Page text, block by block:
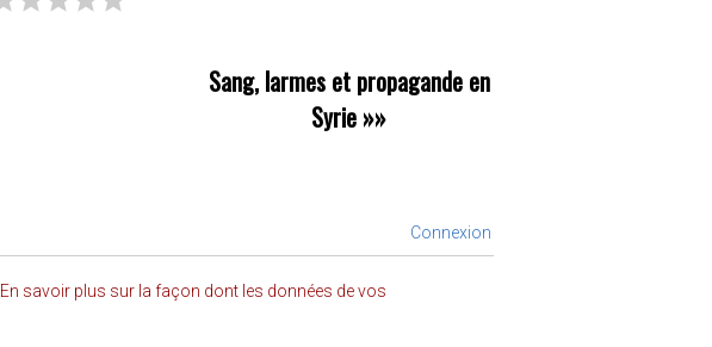
Sang, larmes et propagande en
Syrie »»
Connexion
En savoir plus sur la façon dont les données de vos